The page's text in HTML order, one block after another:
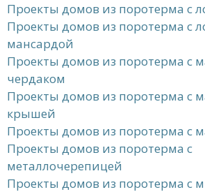
Проекты домов из поротерма с
Проекты домов из поротерма с
мансардой
Проекты домов из поротерма с
чердаком
Проекты домов из поротерма с
крышей
Проекты домов из поротерма с
Проекты домов из поротерма с
металлочерепицей
Проекты домов из поротерма с